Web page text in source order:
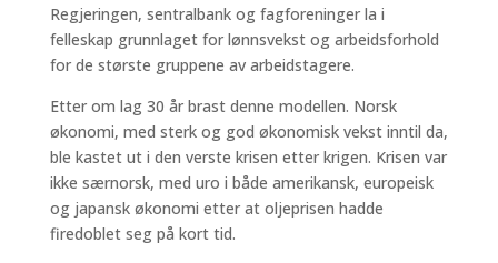
Regjeringen, sentralbank og fagforeninger la i
felleskap grunnlaget for lønnsvekst og arbeidsforhold
for de største gruppene av arbeidstagere.
Etter om lag 30 år brast denne modellen. Norsk
økonomi, med sterk og god økonomisk vekst inntil da,
ble kastet ut i den verste krisen etter krigen. Krisen var
ikke særnorsk, med uro i både amerikansk, europeisk
og japansk økonomi etter at oljeprisen hadde
firedoblet seg på kort tid.